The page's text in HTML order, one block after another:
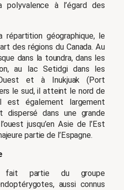
à l’égard des
répartition géographique, le
des régions du Canada. Au
dans la toundra, dans les
au lac Setidgi dans les
et à Inukjuak (Port
le sud, il atteint le nord de
est également largement
dispersé dans une grande
jusqu’en Asie de l’Est
partie de l’Espagne.
partie du groupe
aussi connus